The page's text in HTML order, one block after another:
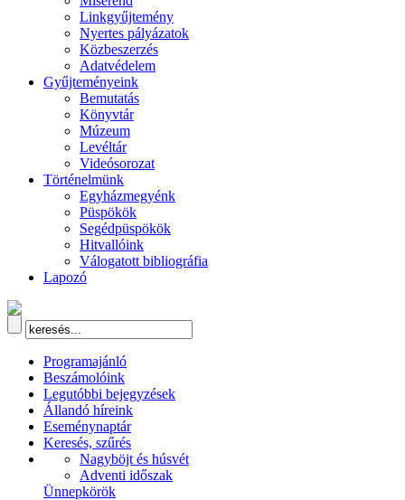
Linkgyűjtemény
Nyertes pályázatok
Közbeszerzés
Adatvédelem
Gyűjteményeink
Bemutatás
Könyvtár
Múzeum
Levéltár
Videósorozat
Történelmünk
Egyházmegyénk
Püspökök
Segédpüspökök
Hitvallóink
Válogatott bibliográfia
Lapozó
Programajánló
Beszámolóink
Legutóbbi bejegyzések
Állandó híreink
Eseménynaptár
Keresés, szűrés
Nagyböjt és húsvét
Adventi időszak
Ünnepkörök